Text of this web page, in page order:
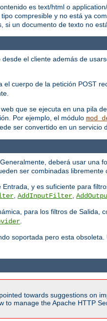
es text/html o
compresible y no está ya
un documento de texto no
el cliente además de
el cuerpo de la petición POST
que se ejecuta en una pila
Por ejemplo, el módulo
ser convertido en un servicio
deberá usar una
ser combinadas
y es suficiente para
AddInputFilter
para los filtros de Salida,
soportada pero esta
towards suggestions on
to manage the Apache HTTP